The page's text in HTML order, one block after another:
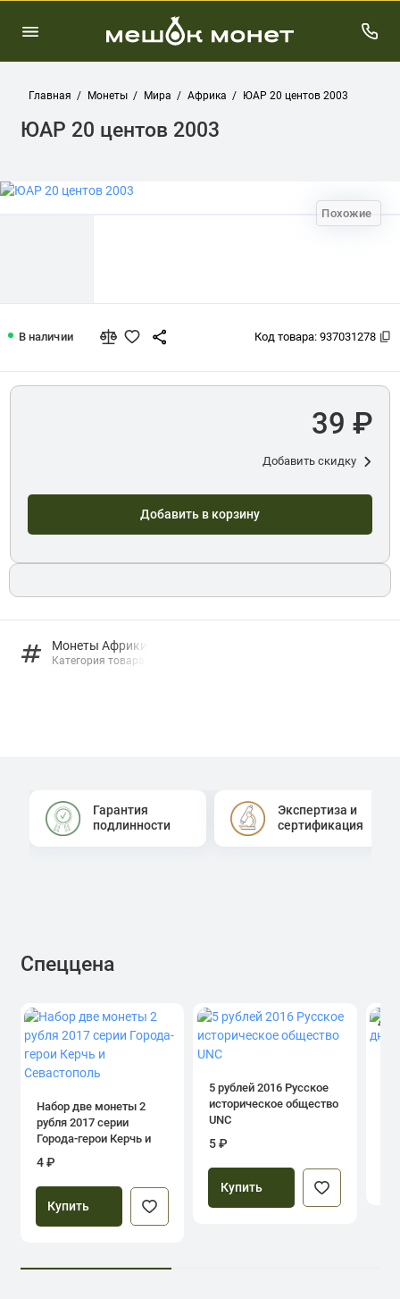
Главная Монеты Мира Африка ЮАР 20 центов 2003
ЮАР 20 центов 2003
Похожие
В наличии Код товара: 937031278
Монеты Африки
Категория товара
39 ₽
Добавить скидку
Добавить в корзину
Гарантия
подлинности
Экспертиза и
сертификация
Спеццена
Набор две монеты 2
рубля 2017 серии
Города-герои Керчь и
4 ₽
Купить
5 рублей 2016 Русское
историческое общество
UNC
5 ₽
Купить
4.0